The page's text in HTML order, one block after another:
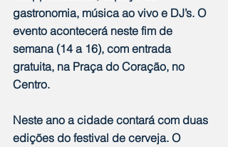
gastronomia, música ao vivo e DJ’s. O
evento acontecerá neste fim de
semana (14 a 16), com entrada
gratuita, na Praça do Coração, no
Centro.
Neste ano a cidade contará com duas
edições do festival de cerveja. O